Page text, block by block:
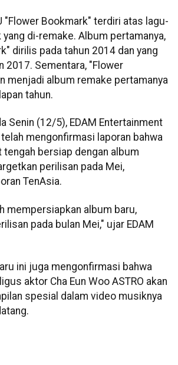
"Flower Bookmark" terdiri atas lagu-
yang di-remake. Album pertamanya,
dirilis pada tahun 2014 dan yang
2017. Sementara, "Flower
menjadi album remake pertamanya
tahun.
Senin (12/5), EDAM Entertainment
mengonfirmasi laporan bahwa
bersiap dengan album
perilisan pada Mei,
TenAsia.
mempersiapkan album baru,
pada bulan Mei," ujar EDAM
ini juga mengonfirmasi bahwa
aktor Cha Eun Woo ASTRO akan
spesial dalam video musiknya